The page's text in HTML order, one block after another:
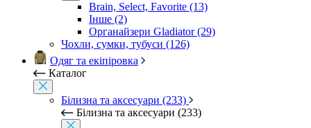
Brain, Select, Favorite (13)
Інше (2)
Органайзери Gladiator (29)
Чохли, сумки, тубуси (126)
Одяг та екіпіровка
Каталог
Білизна та аксесуари (233)
Білизна та аксесуари (233)